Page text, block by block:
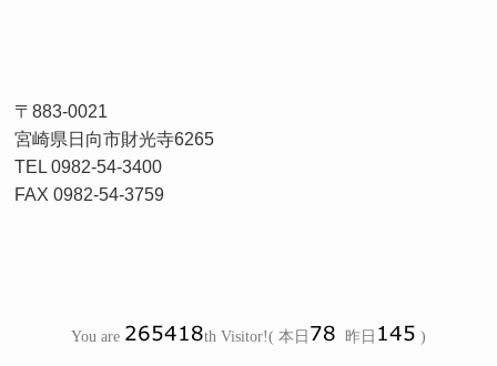
〒883-0021
宮崎県日向市財光寺6265
TEL 0982-54-3400
FAX 0982-54-3759